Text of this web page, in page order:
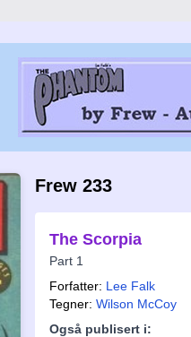
Frew 233
The Scorpia
Part 1
Forfatter: Lee Falk
Tegner: Wilson McCoy
Også publisert i: